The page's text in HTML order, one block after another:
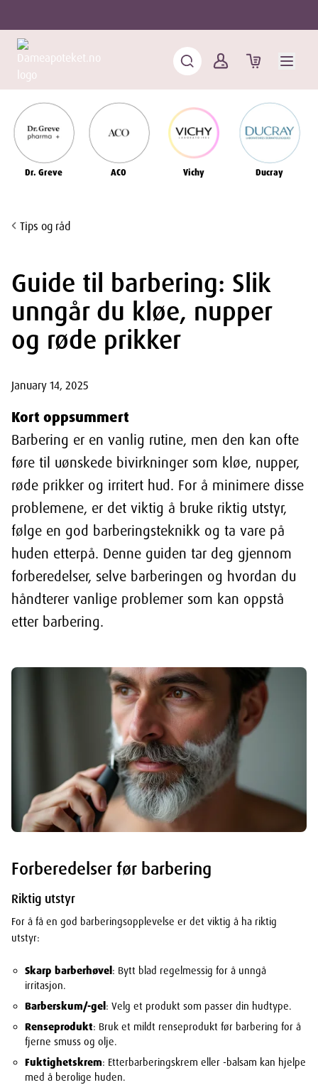
Dr. Greve ACO Vichy Ducray
Tips og råd
Guide til barbering: Slik
unngår du kløe, nupper
og røde prikker
January 14, 2025
Kort oppsummert
Barbering er en vanlig rutine, men den kan ofte
føre til uønskede bivirkninger som kløe, nupper,
røde prikker og irritert hud. For å minimere disse
problemene, er det viktig å bruke riktig utstyr,
følge en god barberingsteknikk og ta vare på
huden etterpå. Denne guiden tar deg gjennom
forberedelser, selve barberingen og hvordan du
håndterer vanlige problemer som kan oppstå
etter barbering.
Forberedelser før barbering
Riktig utstyr
For å få en god barberingsopplevelse er det viktig å ha riktig
utstyr:
Skarp barberhøvel: Bytt blad regelmessig for å unngå
irritasjon.
Barberskum/-gel: Velg et produkt som passer din hudtype.
Renseprodukt: Bruk et mildt renseprodukt før barbering for å
fjerne smuss og olje.
Fuktighetskrem: Etterbarberingskrem eller -balsam kan hjelpe
med å berolige huden.